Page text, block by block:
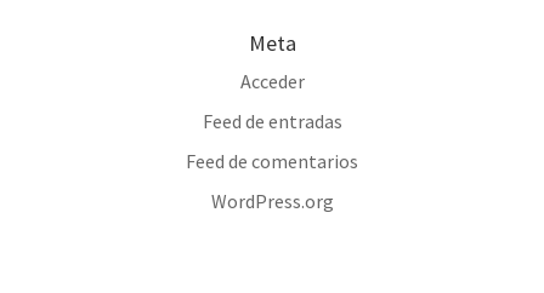
Meta
Acceder
Feed de entradas
Feed de comentarios
WordPress.org